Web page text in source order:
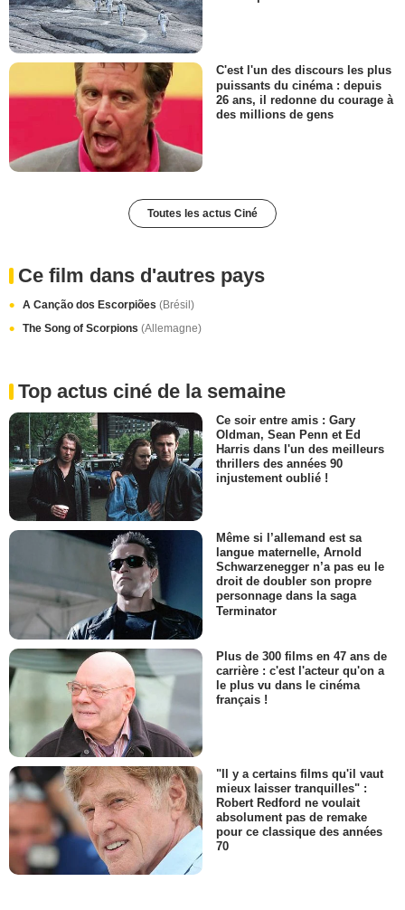
C'est l'un des discours les plus
puissants du cinéma : depuis
26 ans, il redonne du courage à
des millions de gens
Toutes les actus Ciné
Ce film dans d'autres pays
A Canção dos Escorpiões (Brésil)
The Song of Scorpions (Allemagne)
Top actus ciné de la semaine
Ce soir entre amis : Gary
Oldman, Sean Penn et Ed
Harris dans l'un des meilleurs
thrillers des années 90
injustement oublié !
Même si l’allemand est sa
langue maternelle, Arnold
Schwarzenegger n’a pas eu le
droit de doubler son propre
personnage dans la saga
Terminator
Plus de 300 films en 47 ans de
carrière : c'est l'acteur qu'on a
le plus vu dans le cinéma
français !
"Il y a certains films qu'il vaut
mieux laisser tranquilles" :
Robert Redford ne voulait
absolument pas de remake
pour ce classique des années
70